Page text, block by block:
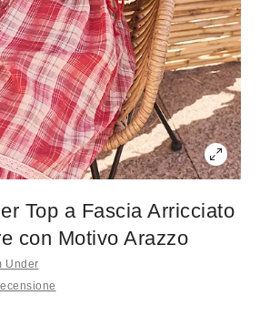
Top a Fascia Arricciato
con Motivo Arazzo
Under